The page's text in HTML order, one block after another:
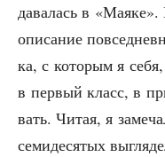
да­ва­лась в
опи­са­ние
ка, с кото­рым я
в пер­вый класс, в
вать. Читая, я
семи­де­ся­тых